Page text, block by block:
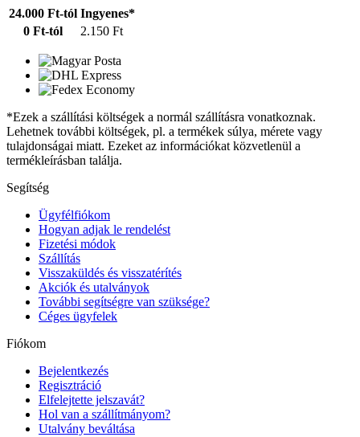
24.000 Ft-tól Ingyenes*
0 Ft-tól
2.150 Ft
*Ezek a szállítási költségek a normál szállításra vonatkoznak.
Lehetnek további költségek, pl. a termékek súlya, mérete vagy
tulajdonságai miatt. Ezeket az információkat közvetlenül a
termékleírásban találja.
Segítség
Ügyfélfiókom
Hogyan adjak le rendelést
Fizetési módok
Szállítás
Visszaküldés és visszatérítés
Akciók és utalványok
További segítségre van szüksége?
Céges ügyfelek
Fiókom
Bejelentkezés
Regisztráció
Elfelejtette jelszavát?
Hol van a szállítmányom?
Utalvány beváltása